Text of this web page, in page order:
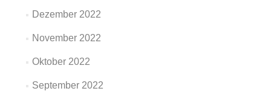
Dezember 2022
November 2022
Oktober 2022
September 2022